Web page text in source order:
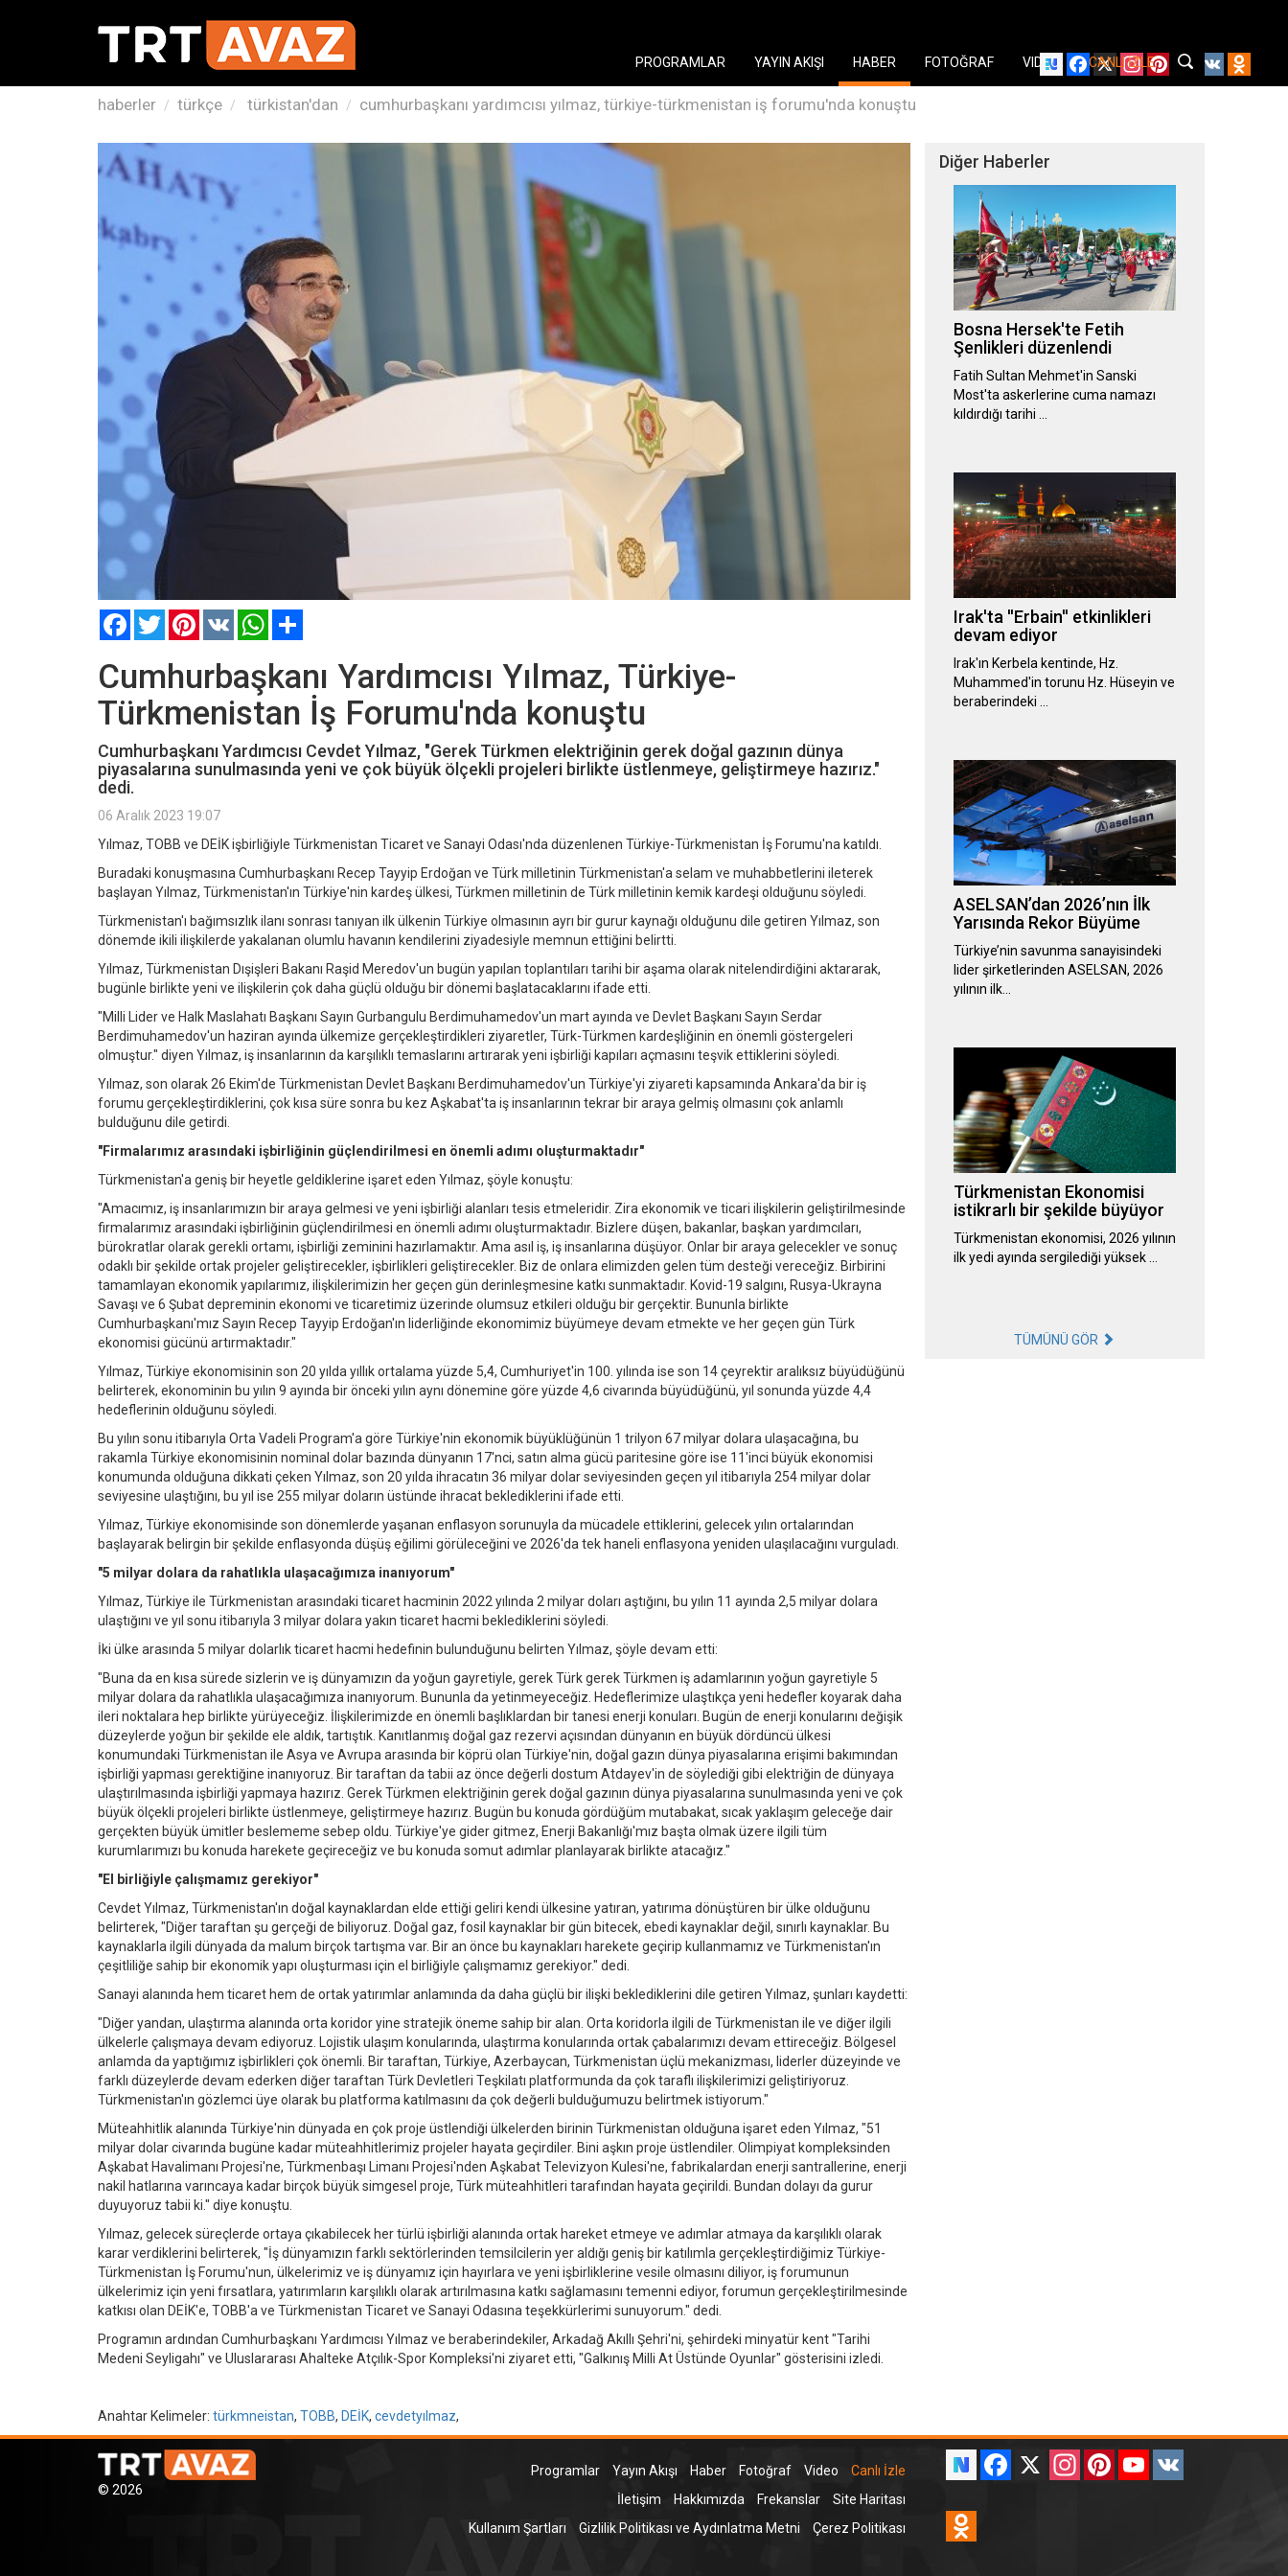
Facebook
X Instagram
PinterestYouTube
VK
PROGRAMLAR YAYIN AKIŞI HABER FOTOĞRAF VIDEO CANLI İZLE
haberler türkçe türkistan'dan cumhurbaşkanı yardımcısı yılmaz, türkiye-türkmenistan iş forumu'nda konuştu
FacebookTwitterPinterest
VK WhatsApp
Cumhurbaşkanı Yardımcısı Yılmaz, Türkiye-
Türkmenistan İş Forumu'nda konuştu
Cumhurbaşkanı Yardımcısı Cevdet Yılmaz, "Gerek Türkmen elektriğinin gerek doğal gazının dünya
piyasalarına sunulmasında yeni ve çok büyük ölçekli projeleri birlikte üstlenmeye, geliştirmeye hazırız."
dedi.
06 Aralık 2023 19:07
Yılmaz, TOBB ve DEİK işbirliğiyle Türkmenistan Ticaret ve Sanayi Odası'nda düzenlenen Türkiye-Türkmenistan İş Forumu'na katıldı.
Buradaki konuşmasına Cumhurbaşkanı Recep Tayyip Erdoğan ve Türk milletinin Türkmenistan'a selam ve muhabbetlerini ileterek
başlayan Yılmaz, Türkmenistan'ın Türkiye'nin kardeş ülkesi, Türkmen milletinin de Türk milletinin kemik kardeşi olduğunu söyledi.
Türkmenistan'ı bağımsızlık ilanı sonrası tanıyan ilk ülkenin Türkiye olmasının ayrı bir gurur kaynağı olduğunu dile getiren Yılmaz, son
dönemde ikili ilişkilerde yakalanan olumlu havanın kendilerini ziyadesiyle memnun ettiğini belirtti.
Yılmaz, Türkmenistan Dışişleri Bakanı Raşid Meredov'un bugün yapılan toplantıları tarihi bir aşama olarak nitelendirdiğini aktararak,
bugünle birlikte yeni ve ilişkilerin çok daha güçlü olduğu bir dönemi başlatacaklarını ifade etti.
"Milli Lider ve Halk Maslahatı Başkanı Sayın Gurbangulu Berdimuhamedov'un mart ayında ve Devlet Başkanı Sayın Serdar
Berdimuhamedov'un haziran ayında ülkemize gerçekleştirdikleri ziyaretler, Türk-Türkmen kardeşliğinin en önemli göstergeleri
olmuştur." diyen Yılmaz, iş insanlarının da karşılıklı temaslarını artırarak yeni işbirliği kapıları açmasını teşvik ettiklerini söyledi.
Yılmaz, son olarak 26 Ekim'de Türkmenistan Devlet Başkanı Berdimuhamedov'un Türkiye'yi ziyareti kapsamında Ankara'da bir iş
forumu gerçekleştirdiklerini, çok kısa süre sonra bu kez Aşkabat'ta iş insanlarının tekrar bir araya gelmiş olmasını çok anlamlı
bulduğunu dile getirdi.
"Firmalarımız arasındaki işbirliğinin güçlendirilmesi en önemli adımı oluşturmaktadır"
Türkmenistan'a geniş bir heyetle geldiklerine işaret eden Yılmaz, şöyle konuştu:
"Amacımız, iş insanlarımızın bir araya gelmesi ve yeni işbirliği alanları tesis etmeleridir. Zira ekonomik ve ticari ilişkilerin geliştirilmesinde
firmalarımız arasındaki işbirliğinin güçlendirilmesi en önemli adımı oluşturmaktadır. Bizlere düşen, bakanlar, başkan yardımcıları,
bürokratlar olarak gerekli ortamı, işbirliği zeminini hazırlamaktır. Ama asıl iş, iş insanlarına düşüyor. Onlar bir araya gelecekler ve sonuç
odaklı bir şekilde ortak projeler geliştirecekler, işbirlikleri geliştirecekler. Biz de onlara elimizden gelen tüm desteği vereceğiz. Birbirini
tamamlayan ekonomik yapılarımız, ilişkilerimizin her geçen gün derinleşmesine katkı sunmaktadır. Kovid-19 salgını, Rusya-Ukrayna
Savaşı ve 6 Şubat depreminin ekonomi ve ticaretimiz üzerinde olumsuz etkileri olduğu bir gerçektir. Bununla birlikte
Cumhurbaşkanı'mız Sayın Recep Tayyip Erdoğan'ın liderliğinde ekonomimiz büyümeye devam etmekte ve her geçen gün Türk
ekonomisi gücünü artırmaktadır."
Yılmaz, Türkiye ekonomisinin son 20 yılda yıllık ortalama yüzde 5,4, Cumhuriyet'in 100. yılında ise son 14 çeyrektir aralıksız büyüdüğünü
belirterek, ekonominin bu yılın 9 ayında bir önceki yılın aynı dönemine göre yüzde 4,6 civarında büyüdüğünü, yıl sonunda yüzde 4,4
hedeflerinin olduğunu söyledi.
Bu yılın sonu itibarıyla Orta Vadeli Program'a göre Türkiye'nin ekonomik büyüklüğünün 1 trilyon 67 milyar dolara ulaşacağına, bu
rakamla Türkiye ekonomisinin nominal dolar bazında dünyanın 17'nci, satın alma gücü paritesine göre ise 11'inci büyük ekonomisi
konumunda olduğuna dikkati çeken Yılmaz, son 20 yılda ihracatın 36 milyar dolar seviyesinden geçen yıl itibarıyla 254 milyar dolar
seviyesine ulaştığını, bu yıl ise 255 milyar doların üstünde ihracat beklediklerini ifade etti.
Yılmaz, Türkiye ekonomisinde son dönemlerde yaşanan enflasyon sorunuyla da mücadele ettiklerini, gelecek yılın ortalarından
başlayarak belirgin bir şekilde enflasyonda düşüş eğilimi görüleceğini ve 2026'da tek haneli enflasyona yeniden ulaşılacağını vurguladı.
"5 milyar dolara da rahatlıkla ulaşacağımıza inanıyorum"
Yılmaz, Türkiye ile Türkmenistan arasındaki ticaret hacminin 2022 yılında 2 milyar doları aştığını, bu yılın 11 ayında 2,5 milyar dolara
ulaştığını ve yıl sonu itibarıyla 3 milyar dolara yakın ticaret hacmi beklediklerini söyledi.
İki ülke arasında 5 milyar dolarlık ticaret hacmi hedefinin bulunduğunu belirten Yılmaz, şöyle devam etti:
"Buna da en kısa sürede sizlerin ve iş dünyamızın da yoğun gayretiyle, gerek Türk gerek Türkmen iş adamlarının yoğun gayretiyle 5
milyar dolara da rahatlıkla ulaşacağımıza inanıyorum. Bununla da yetinmeyeceğiz. Hedeflerimize ulaştıkça yeni hedefler koyarak daha
ileri noktalara hep birlikte yürüyeceğiz. İlişkilerimizde en önemli başlıklardan bir tanesi enerji konuları. Bugün de enerji konularını değişik
düzeylerde yoğun bir şekilde ele aldık, tartıştık. Kanıtlanmış doğal gaz rezervi açısından dünyanın en büyük dördüncü ülkesi
konumundaki Türkmenistan ile Asya ve Avrupa arasında bir köprü olan Türkiye'nin, doğal gazın dünya piyasalarına erişimi bakımından
işbirliği yapması gerektiğine inanıyoruz. Bir taraftan da tabii az önce değerli dostum Atdayev'in de söylediği gibi elektriğin de dünyaya
ulaştırılmasında işbirliği yapmaya hazırız. Gerek Türkmen elektriğinin gerek doğal gazının dünya piyasalarına sunulmasında yeni ve çok
büyük ölçekli projeleri birlikte üstlenmeye, geliştirmeye hazırız. Bugün bu konuda gördüğüm mutabakat, sıcak yaklaşım geleceğe dair
gerçekten büyük ümitler beslememe sebep oldu. Türkiye'ye gider gitmez, Enerji Bakanlığı'mız başta olmak üzere ilgili tüm
kurumlarımızı bu konuda harekete geçireceğiz ve bu konuda somut adımlar planlayarak birlikte atacağız."
"El birliğiyle çalışmamız gerekiyor"
Cevdet Yılmaz, Türkmenistan'ın doğal kaynaklardan elde ettiği geliri kendi ülkesine yatıran, yatırıma dönüştüren bir ülke olduğunu
belirterek, "Diğer taraftan şu gerçeği de biliyoruz. Doğal gaz, fosil kaynaklar bir gün bitecek, ebedi kaynaklar değil, sınırlı kaynaklar. Bu
kaynaklarla ilgili dünyada da malum birçok tartışma var. Bir an önce bu kaynakları harekete geçirip kullanmamız ve Türkmenistan'ın
çeşitliliğe sahip bir ekonomik yapı oluşturması için el birliğiyle çalışmamız gerekiyor." dedi.
Sanayi alanında hem ticaret hem de ortak yatırımlar anlamında da daha güçlü bir ilişki beklediklerini dile getiren Yılmaz, şunları kaydetti:
"Diğer yandan, ulaştırma alanında orta koridor yine stratejik öneme sahip bir alan. Orta koridorla ilgili de Türkmenistan ile ve diğer ilgili
ülkelerle çalışmaya devam ediyoruz. Lojistik ulaşım konularında, ulaştırma konularında ortak çabalarımızı devam ettireceğiz. Bölgesel
anlamda da yaptığımız işbirlikleri çok önemli. Bir taraftan, Türkiye, Azerbaycan, Türkmenistan üçlü mekanizması, liderler düzeyinde ve
farklı düzeylerde devam ederken diğer taraftan Türk Devletleri Teşkilatı platformunda da çok taraflı ilişkilerimizi geliştiriyoruz.
Türkmenistan'ın gözlemci üye olarak bu platforma katılmasını da çok değerli bulduğumuzu belirtmek istiyorum."
Müteahhitlik alanında Türkiye'nin dünyada en çok proje üstlendiği ülkelerden birinin Türkmenistan olduğuna işaret eden Yılmaz, "51
milyar dolar civarında bugüne kadar müteahhitlerimiz projeler hayata geçirdiler. Bini aşkın proje üstlendiler. Olimpiyat kompleksinden
Aşkabat Havalimanı Projesi'ne, Türkmenbaşı Limanı Projesi'nden Aşkabat Televizyon Kulesi'ne, fabrikalardan enerji santrallerine, enerji
nakil hatlarına varıncaya kadar birçok büyük simgesel proje, Türk müteahhitleri tarafından hayata geçirildi. Bundan dolayı da gurur
duyuyoruz tabii ki." diye konuştu.
Yılmaz, gelecek süreçlerde ortaya çıkabilecek her türlü işbirliği alanında ortak hareket etmeye ve adımlar atmaya da karşılıklı olarak
karar verdiklerini belirterek, "İş dünyamızın farklı sektörlerinden temsilcilerin yer aldığı geniş bir katılımla gerçekleştirdiğimiz Türkiye-
Türkmenistan İş Forumu'nun, ülkelerimiz ve iş dünyamız için hayırlara ve yeni işbirliklerine vesile olmasını diliyor, iş forumunun
ülkelerimiz için yeni fırsatlara, yatırımların karşılıklı olarak artırılmasına katkı sağlamasını temenni ediyor, forumun gerçekleştirilmesinde
katkısı olan DEİK'e, TOBB'a ve Türkmenistan Ticaret ve Sanayi Odasına teşekkürlerimi sunuyorum." dedi.
Programın ardından Cumhurbaşkanı Yardımcısı Yılmaz ve beraberindekiler, Arkadağ Akıllı Şehri'ni, şehirdeki minyatür kent "Tarihi
Medeni Seyligahı" ve Uluslararası Ahalteke Atçılık-Spor Kompleksi'ni ziyaret etti, "Galkınış Milli At Üstünde Oyunlar" gösterisini izledi.
Anahtar Kelimeler: türkmneistan, TOBB, DEİK, cevdetyılmaz,
Diğer Haberler
Bosna Hersek'te Fetih
Şenlikleri düzenlendi
Fatih Sultan Mehmet'in Sanski
Most'ta askerlerine cuma namazı
kıldırdığı tarihi …
Irak'ta ''Erbain'' etkinlikleri
devam ediyor
Irak'ın Kerbela kentinde, Hz.
Muhammed'in torunu Hz. Hüseyin ve
beraberindeki …
ASELSAN’dan 2026’nın İlk
Yarısında Rekor Büyüme
Türkiye’nin savunma sanayisindeki
lider şirketlerinden ASELSAN, 2026
yılının ilk…
Türkmenistan Ekonomisi
istikrarlı bir şekilde büyüyor
Türkmenistan ekonomisi, 2026 yılının
ilk yedi ayında sergilediği yüksek …
TÜMÜNÜ GÖR
© 2026
Programlar Yayın Akışı Haber Fotoğraf Video
Canlı İzle
İletişim
Hakkımızda Frekanslar
Site Haritası
Kullanım Şartları
Gizlilik Politikası ve Aydınlatma Metni Çerez Politikası
Facebook
X InstagramPinterestYouTube